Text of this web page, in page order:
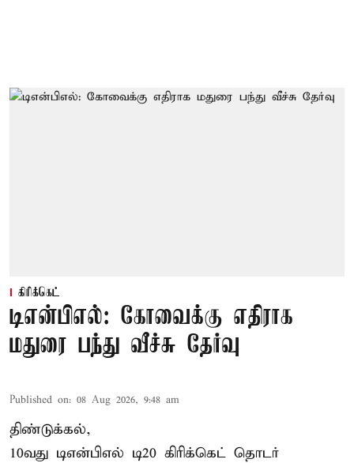
கிரிக்கெட்
டிஎன்பிஎல்: கோவைக்கு எதிராக
மதுரை பந்து வீச்சு தேர்வு
Published on: 08 Aug 2026, 9:48 am
திண்டுக்கல்,
10வது டிஎன்பிஎல் டி20 கிரிக்கெட் தொடர்